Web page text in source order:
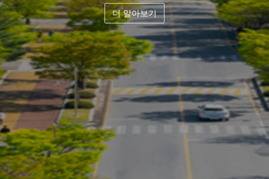
더 알아보기
더 알아보기
더 알아보기
더 알아보기
더 알아보기